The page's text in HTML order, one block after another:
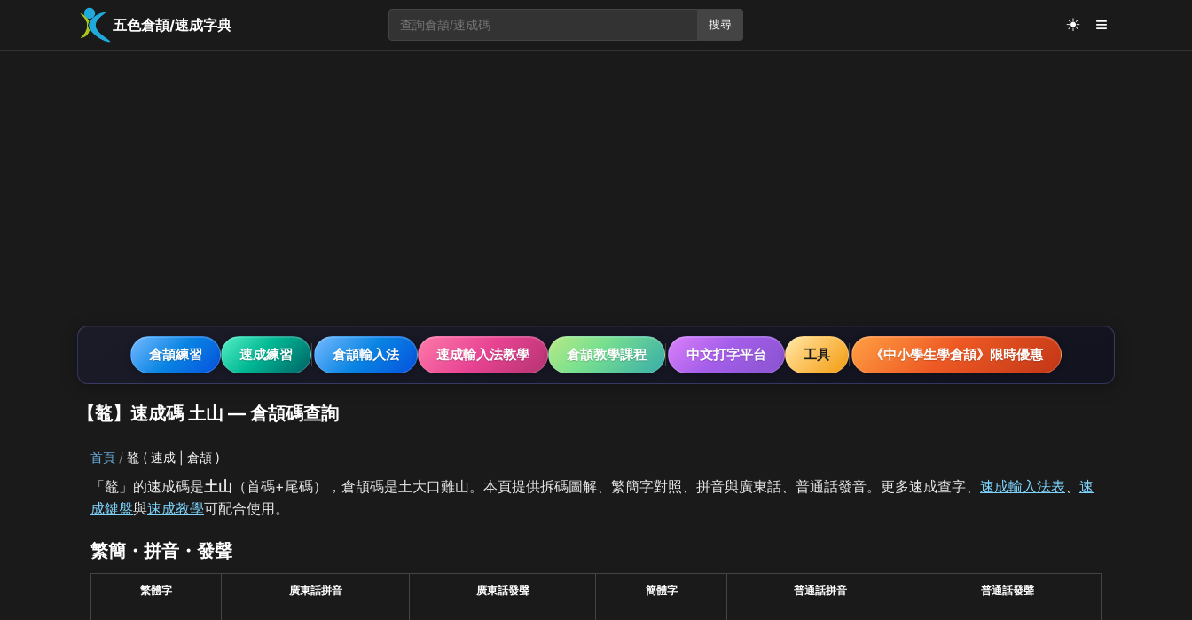
五色倉頡/速成字典 搜尋 ☀ ≡
倉頡練習 速成練習 倉頡輸入法 速成輸入法教學 倉頡教學課程 中文打字平台 工具 《中小學生學倉頡》限時優惠
【鼇】速成碼 土山 — 倉頡碼查詢
首頁 鼇 ( 速成 | 倉頡 )
「鼇」的速成碼是土山 （首碼+尾碼），倉頡碼是土大口難山。本頁提供拆碼圖解、繁簡字對照、拼音與廣東話、普通話發音。更多速成查字、 速成輸入法表、 速
成鍵盤與速成教學可配合使用。
繁簡・拼音・發聲
繁體字 廣東話拼音 廣東話發聲 簡體字 普通話拼音 普通話發聲